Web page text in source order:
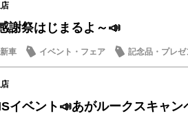
謝祭はじまるよ～📣
新車 イベント・フェア 記念品・プレゼ
イベント📣あがルークスキャン